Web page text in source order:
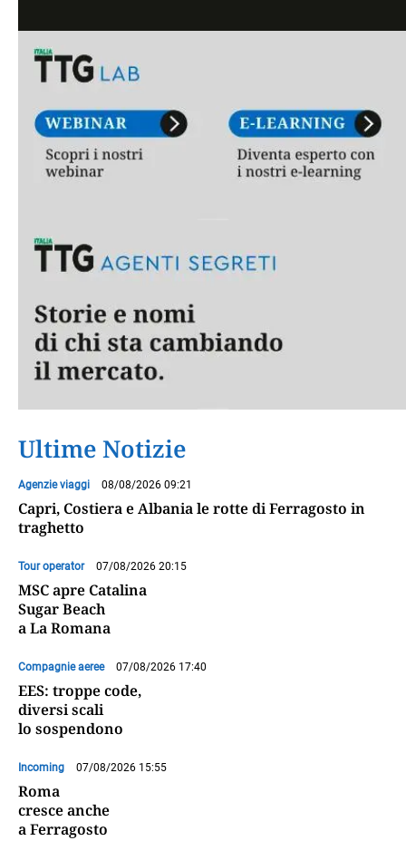
Ultime Notizie
Agenzie viaggi 08/08/2026 09:21
Capri, Costiera e Albania le rotte di Ferragosto in
traghetto
Tour operator 07/08/2026 20:15
MSC apre Catalina
Sugar Beach
a La Romana
Compagnie aeree 07/08/2026 17:40
EES: troppe code,
diversi scali
lo sospendono
Incoming 07/08/2026 15:55
Roma
cresce anche
a Ferragosto